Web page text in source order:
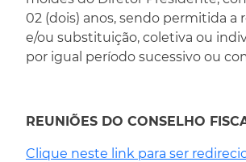
02 (dois) anos, sendo permitida a
e/ou substituição, coletiva ou
por igual período sucessivo ou
REUNIÕES DO CONSELHO
Clique neste link para ser